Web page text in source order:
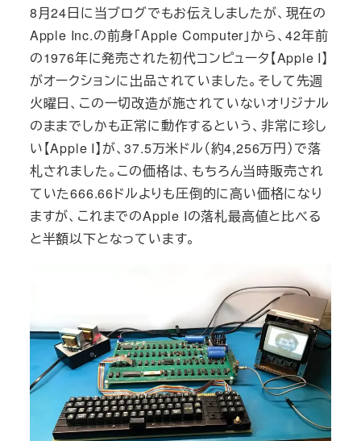
8月24日に当ブログでもお伝えしましたが、現在の
Apple Inc.の前身「Apple Computer」から、42年前
の1976年に発売された初代コンピュータ【Apple I】
がオークションに出品されていました。そして先週
火曜日、この一切改造が施されていないオリジナル
のままでしかも正常に動作するという、非常に珍し
い【Apple I】が、37.5万米ドル（約4,256万円）で落
札されました。この価格は、もちろん当時販売され
ていた666.66ドルよりも圧倒的に高い価格になり
ますが、これまでのApple Iの落札最高値と比べる
と半額以下となっています。